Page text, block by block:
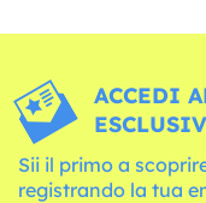
ACCEDI
Sii il primo a
registrando la tua